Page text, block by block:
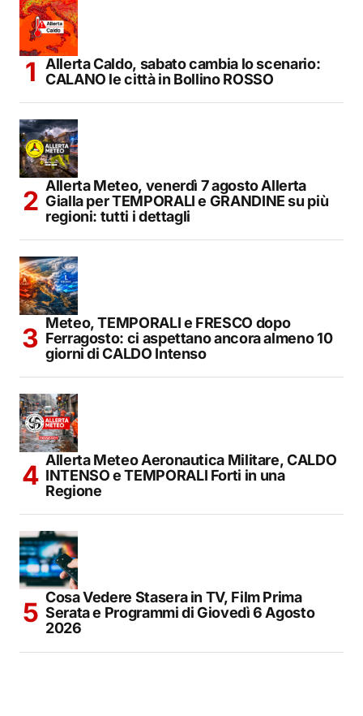
Allerta Caldo, sabato cambia lo scenario:
CALANO le città in Bollino ROSSO
Allerta Meteo, venerdì 7 agosto Allerta
Gialla per TEMPORALI e GRANDINE su più
regioni: tutti i dettagli
Meteo, TEMPORALI e FRESCO dopo
Ferragosto: ci aspettano ancora almeno 10
giorni di CALDO Intenso
Allerta Meteo Aeronautica Militare, CALDO
INTENSO e TEMPORALI Forti in una
Regione
Cosa Vedere Stasera in TV, Film Prima
Serata e Programmi di Giovedì 6 Agosto
2026